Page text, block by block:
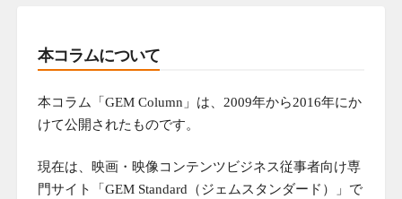
本コラムについて
本コラム「GEM Column」は、2009年から2016年にか
けて公開されたものです。
現在は、映画・映像コンテンツビジネス従事者向け専
門サイト「GEM Standard（ジェムスタンダード）」で